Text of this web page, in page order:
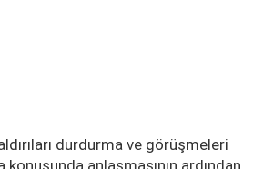
durdurma ve görüşmeleri
anlaşmasının ardından